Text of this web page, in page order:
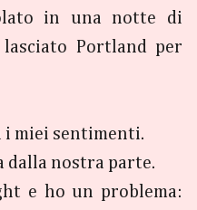
in una notte di
Portland per
i miei sentimenti.
dalla nostra parte.
e ho un problema: